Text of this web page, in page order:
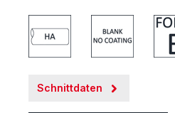
Schnittdaten